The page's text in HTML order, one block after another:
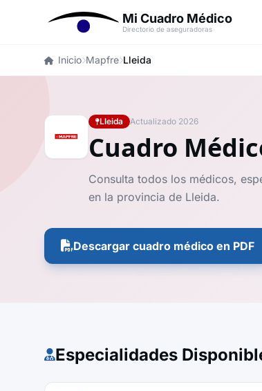
Mi Cuadro Médico
Directorio de aseguradoras
Inicio Mapfre Lleida
Lleida Actualizado 2026
Cuadro
Consulta todos los médicos,
en la provincia de Lleida.
Descargar cuadro médico en PDF
Especialidades